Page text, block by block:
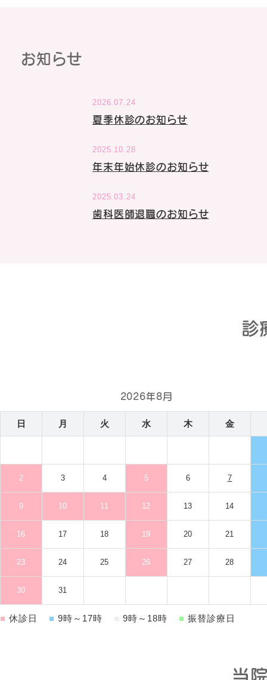
お知らせ
2026.07.24
夏季休診のお知らせ
2025.10.28
年末年始休診のお知らせ
2025.03.24
歯科医師退職のお知らせ
診
2026年8月
日 月 火 水 木 金
2 3 4 5 6 7
9 10 11 12 13 14
16 17 18 19 20 21
23 24 25 26 27 28
30 31
■ 休診日 ■ 9時～17時 9時～18時 ■ 振替診療日
当